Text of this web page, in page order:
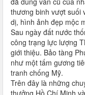
thương binh vượt suối
dị, hình ảnh đẹp mộc
Sau ngày đất nước
công trạng lực lượng
giới thiệu. Bảo tàng
như một tấm gương
tranh chống Mỹ.
Trên đây là những